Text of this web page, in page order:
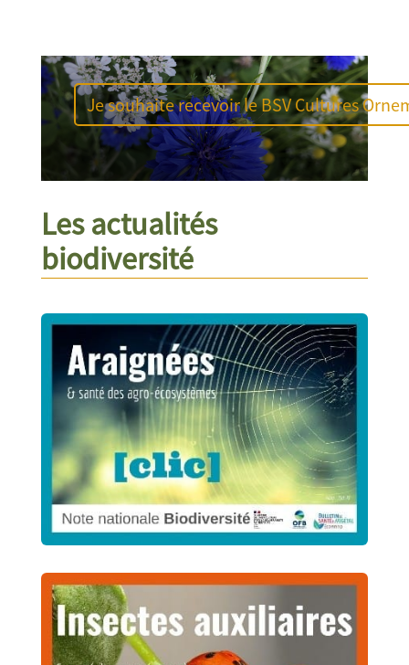
Je souhaite recevoir le BSV Cultures
Les actualités
biodiversité